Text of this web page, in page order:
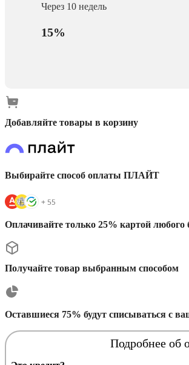
Через 10 недель
15%
Добавляйте товары в корзину
Выбирайте способ оплаты ПЛАЙТ
Оплачивайте только 25% картой любого
Получайте товар выбранным способом
Оставшиеся 75% будут списываться с
Подробнее об